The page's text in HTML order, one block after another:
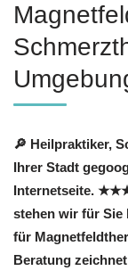
🔎 Heilpraktiker,
Ihrer Stadt
Internetseite.
stehen wir für Sie
für
Beratung